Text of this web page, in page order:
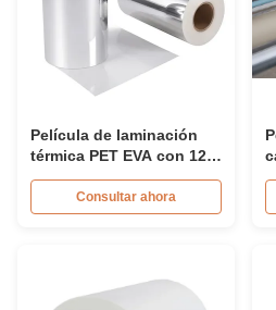
Película de laminación
térmica PET EVA con 12
meses de vida útil
Estampado en caliente
Aplicable y dureza suave
Consultar ahora